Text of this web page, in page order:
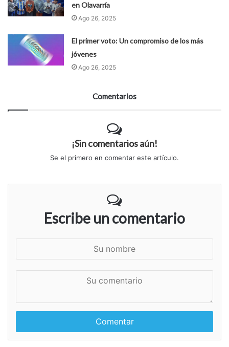
en Olavarría
Ago 26, 2025
El primer voto: Un compromiso de los más
jóvenes
Ago 26, 2025
Comentarios
¡Sin comentarios aún!
Se el primero en comentar este artículo.
Escribe un comentario
e
n